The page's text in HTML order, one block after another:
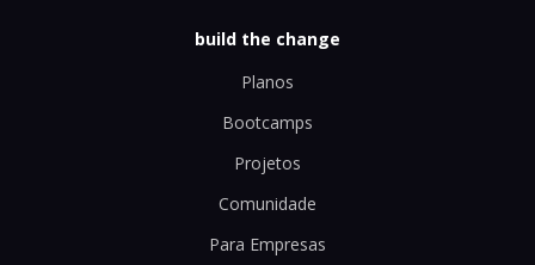
build the change
Planos
Bootcamps
Projetos
Comunidade
Para Empresas